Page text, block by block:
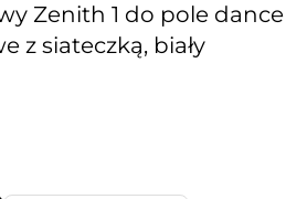
Zenith 1 do pole dance
z siateczką, biały